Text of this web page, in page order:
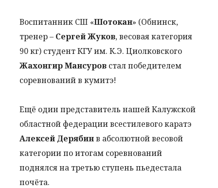
Воспитанник СШ «Шотокан» (Обнинск,
тренер – Сергей Жуков, весовая категория
90 кг) студент КГУ им. К.Э. Циолковского
Жахонгир Мансуров стал победителем
соревнований в кумитэ!
Ещё один представитель нашей Калужской
областной федерации всестилевого каратэ
Алексей Дерябинв абсолютной весовой
категории по итогам соревнований
поднялся на третью ступень пьедестала
почёта.